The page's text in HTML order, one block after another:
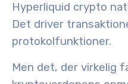
Hyperliquid crypto
Det driver
protokolfunktioner.
Men det, der virkelig